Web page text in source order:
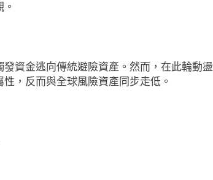
資金逃向傳統避險資產。然而，在此輪動盪
性，反而與全球風險資產同步走低。
78億超